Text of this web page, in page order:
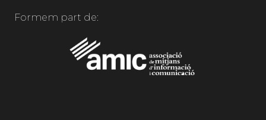
Formem part de: